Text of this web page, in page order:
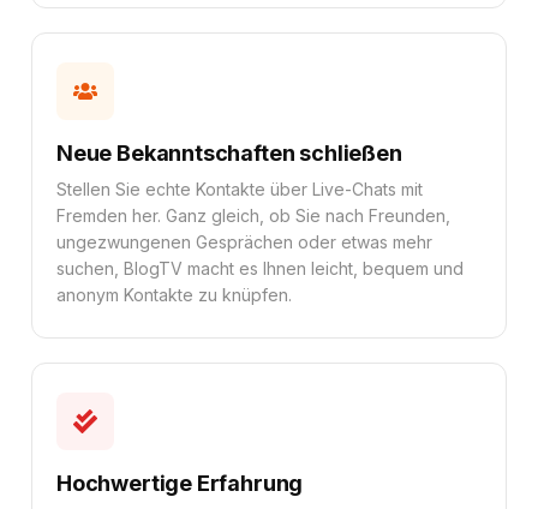
Neue Bekanntschaften schließen
Stellen Sie echte Kontakte über Live-Chats mit
Fremden her. Ganz gleich, ob Sie nach Freunden,
ungezwungenen Gesprächen oder etwas mehr
suchen, BlogTV macht es Ihnen leicht, bequem und
anonym Kontakte zu knüpfen.
Hochwertige Erfahrung